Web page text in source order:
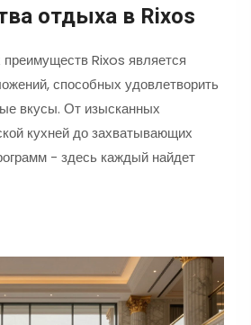
отдыха в Rixos
Rixos является
способных удовлетворить
вкусы. От изысканных
кухней до захватывающих
- здесь каждый найдет